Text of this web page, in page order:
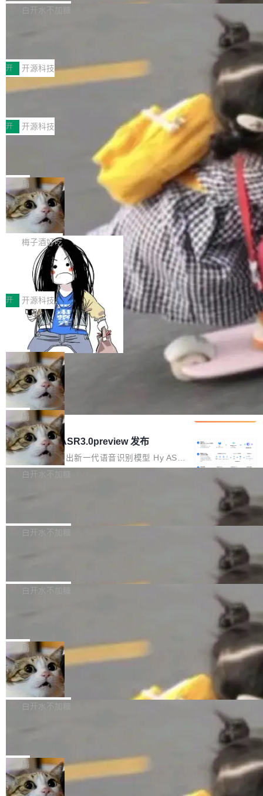
个主 agent 循环，外加一组后台 agent。这些后
库，并将作为transport接入Mooncake TENT。
MPComm将作为一种传输引擎接入Mooncake T
ENT，实现零拷贝传输性能提升30%、非零拷贝
传输性能最高提升5倍。UCL-MPComm底层基
于自研UCL-Engine通信引擎，后续腾讯网平将
持续开源更多基于UCL-Engine的高性能通信组
件。 腾讯网平团队在UCL-MPComm中实现了一
个独立于业务线程的全局通信引擎（Engine），
白开水不加糖
型案例入选名单》，深信服“面向企业研发场景的
开源 AI 编程平台 CoStrict 应用”凭借卓越的技术
创新与落地成效成功入选。 全链路私有化部署，
助力企业AI研发安全落地 当前，越来越多企业已
经开始引入 AI Coding 工具，通过调用公有云模
型或企业内部部署模型提升研发效率。但随着 AI
Coding 从个人辅助工具逐步走向团队级、组织
级应用，企业在规模化落地过程中，对安全性、
可控性和代码质量提出了更高要求。 首先是数据
安全与合规要求。对于大多数普通研发场景，公
有云模型能够满足快速试用和效率提升的需求。
但对于金融、能源、医疗等对数据安全要求较...
开 开源科技
深信服AI算力网关入选工信部人工智能
前不久，工业和信息化部正式发布《2025年人工
智能应用典型案例名单》，集中展示人工智能在
各领域的应用成果，覆盖技术底座、行业赋能、
产品应用、支撑保障、专题等五大方向。深信服
AI算力网关（AI创新平台）成功入选！ 随着各行
各业的Agent走向规模化建设，算力构成形态逐
渐丰富，用户关注的重点也在发生变化：不只是
让AI用起来，还要进一步看清混合算力时代下，
Token花在哪里、算力是否被充分利用，以及持
续增长的AI成本该如何优化。 深信服AI算力网关
正是围绕这些实际问题，从Token治理和成本治
理两个方面，让用户的每一份算力都看得清、管
得住、用得稳、省得下、更安全！ 一、从现在开
始，Token使用一目...
开 开源科技
Jeff Dean 离开 Google：一个时代的结
束，一个实验室的开始
Google 员工编号 20。MapReduce 作者之一。
Bigtable 作者之一。TensorFlow 的作者之一。
Gemini 的架构师。Google 首席科学家。 Jeff D
ean 在 Google 工作了 27 年后，宣布离职。 他
不是一个人走。一同离开的还有 Sanjay Ghema
wat（Google 员工编号 23，Jeff Dean 二十多
年的编程搭档，MapReduce 和 Bigtable 的共同
作者）、Quoc Le（Google 大脑核心成员，Se
q2Seq 和 DocAI 的共同发明人）以及 Oriol Vin
yals（Gemini 联合负责人，AlphaSta...
局
🔥 SolonCode v2026.8.4 发布：界面
字体可调、22 种语言、记忆搜索增强
打开终端就能上岗的全中文编码智能体，这一轮
把「看得清、用母语、记得住」三件事一次补
齐。 SolonCode 是什么 SolonCode 是杭州无
耳科技研发的企业级终端编码智能体——一位全
中文驱动的数字员工，自主理解需求、规划步
骤、编写代码。不挑模型、不挑平台，curl 一行
装完即用。 开源地址：Gitee · GitCode · GitHu
b 安装 支持 Java 8+（8~26）、macOS / Linu
x / Windows / Harmony PC。 # macOS / Linu
x / Harmony PC curl -fsSL https://solon.noea
r.org/solon...
梅子酒好吃
让“代码语义理解”深度释放AI Coding
价值潜能：华为云码道（CodeArts）
代码仓技术解析
一、代码仓深度理解技术的作用与价值 在软件工
程实践中，代码仓是企业核心知识资产的主要载
体。企业级代码仓库通常包含数十万乃至数百万
个文件，其规模远超单次模型调用可承载的上下
文窗口。随着项目规模的持续扩张与代码历史的
不断累积，代码仓中的模块关系、接口契约、业
务逻辑等关键信息往往分散于数十乃至数百个文
件之中，形成高度复杂的知识关联网络。传统的
代码检索手段（如关键词匹配、目录遍历）仅能
在语法层面完成文本定位，难以触及代码的语义
内涵与结构关联，导致开发者使用代码智能体在
理解大规模代码仓时面临显著"代码仓理解"瓶
颈。 代码仓深度理解服务（以下简称" CodeBas
e深度理解服务"）是华为云码道（CodeA...
开 开源科技
一条“删库”命令跑 17 小时，算法工程
师删光 89TB 数据只为干私活
最高人民检察院8月4日公布了一起案件：北京一
名90后算法工程师王某，为了给自己接的私活腾
服务器空间，删光了公司AI游戏部门的全部核心
数据。 王某2024年1月入职东城区某科技公司AI
短剧部门，有互联网大厂背景。在公司内部架构
调整期间，部门三次通知全员将数据从A集群迁
移到B集群，王某都回复了"收到"。 他没有迁移
数据。2024年9月3日下午4点，他使用此前登录
的账号密码进入A集群，输入了一条被程序员圈
称为"删库跑路"的命令——最高管理员权限、无
自研的多个文生3D和...
局
Cloudflare 分享推理优化实践：KV ca
che 量化 + 权重压缩，吞吐量提升 4
1%，成本降 30%
Kimi 和 GLM 是当前最强的大模型系列之一，但
它们有一个共同的问题：太吃显存了。月之暗面
的 Kimi K 系列和智谱的 GLM 都是长上下文、M
oE 架构的大模型，好用到让人上瘾，但 GPU 显
存永远不够用。 Cloudflare 的 Workers AI 团队
一直在跑这些模型的推理。他们在官方博客上发
整性保护。效果是：吞吐量提升 41%，每 token
局
腾讯混元 Hy ASR3.0preview 发布
腾讯混元正式推出新一代语音识别模型 Hy ASR
3.0preview。基于最新一代大语言模型 Hy3 的
让语音识别不再只是听清，而是真正听懂。通过
w 不要求标准普通话，方言识别覆盖粤语、吴语
白开水不加糖
新和少量网页兼容性修复版本。 Changes/fixe
容提供的字体时出现的几个问题 为避免音频加
质的最低采样率）的音频格式将被拒绝 修复了 C
SS 圆角虚线样式中可能存在的问题 如果表单中
的图像元素不在同一个子树中，则它们将不再关
联 加...
白开水不加糖
发布的 Release Notes，他利用 AI 工具（如 Co
最强的若干项。对于尚未正式发版的 PG 19，则
通过拉取过去一年内（从 PG 18 Beta1 时间点
至今）的所有 commit，同样交由 AI 分析提炼。
经过人工复核，准确度令人满意。这一方法也为
社区爱好者提供了高效跟踪新版本的思路。
白开水不加糖
维护工作一直与我的日常工作、家务、社交生活
和休闲娱乐竞争时间。" 这是 libexpat 维护者 S
ebastian Pipping 写在博客里的话。8 月 4 日，
他宣布了一个新消息：从 2026 年 8 月 1 日起，
他可以全职维护 libexpat 了，最长 6 个月。发
库之一。你的操作系统、浏览器、无数的基础设
施软件，很可能都在用它。而过去十年，维护它
的人一直在用业余...
局
Firefox 153.0.3 发布
Firefox 153.0.3 现已发布，具体更新内容如
下： New Smart Window 包含多项增强功能：
gi?id=2019042">Bug&nbsp;2019042</a>）</l
i> <li>现在，助手可以直接使用 Exa 的网络搜索
结果回答问题，而无需将问题转交给搜索引擎。
白开水不加糖
的 npm 包。项目的核心论点是：容器不适合 Ag
ent 计算。真正适合的，是 Isolate。 Cloudflare
工程师在这件事上没什么可谦虚的——他们用 W
局
OpenAI 公开邮件和聊天记录回应苹果